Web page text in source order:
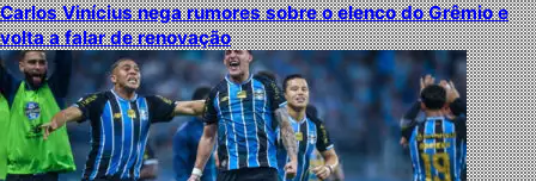
Carlos Vinícius nega rumores sobre o elenco do Grêmio e
volta a falar de renovação